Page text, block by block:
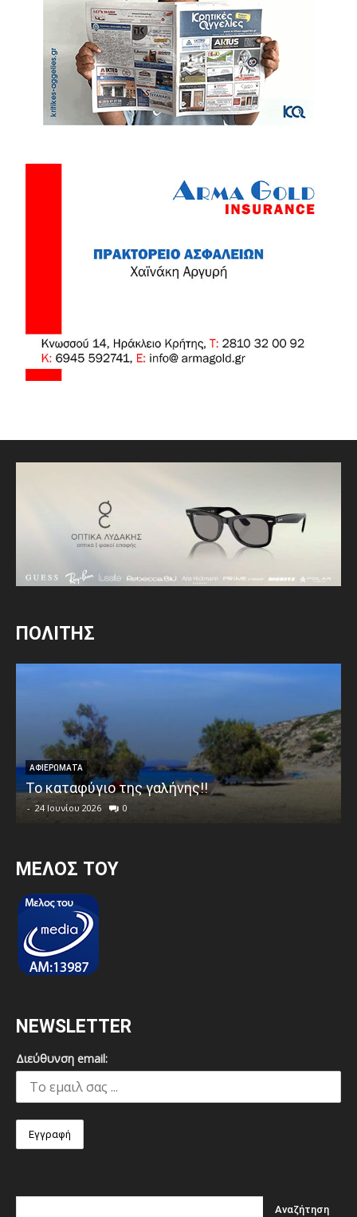
ΠΟΛΙΤΗΣ
ΑΦΙΕΡΩΜΑΤΑ
Το καταφύγιο της γαλήνης!!
- 24 Ιουνίου 2026 0
MEΛΟΣ ΤΟΥ
NEWSLETTER
Διεύθυνση email: